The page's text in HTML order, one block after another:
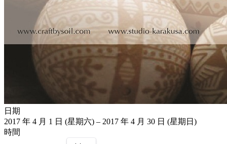
日期
2017 年 4 月 1 日 (星期六) – 2017 年 4 月 30 日 (星期日)
時間